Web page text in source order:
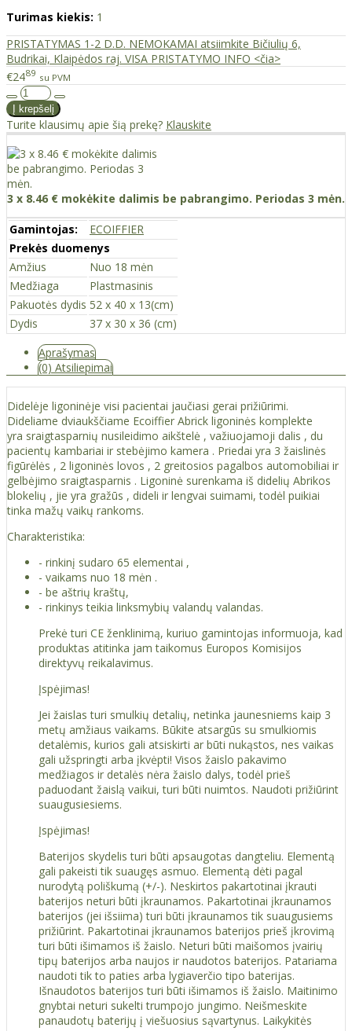
Turimas kiekis: 1
PRISTATYMAS 1-2 D.D. NEMOKAMAI atsiimkite Bičiulių 6,
Budrikai, Klaipėdos raj. VISA PRISTATYMO INFO <čia>
€2489 su PVM
Turite klausimų apie šią prekę? Klauskite
3 x 8.46 € mokėkite dalimis be pabrangimo. Periodas 3 mėn.
Gamintojas:
ECOIFFIER
Prekės duomenys
Amžius
Nuo 18 mėn
Medžiaga
Plastmasinis
Pakuotės dydis 52 x 40 x 13(cm)
Dydis
37 x 30 x 36 (cm)
Aprašymas
(0) Atsiliepimai
Didelėje ligoninėje visi pacientai jaučiasi gerai prižiūrimi.
Dideliame dviaukščiame Ecoiffier Abrick ligoninės komplekte
yra sraigtasparnių nusileidimo aikštelė , važiuojamoji dalis , du
pacientų kambariai ir stebėjimo kamera . Priedai yra 3 žaislinės
figūrėlės , 2 ligoninės lovos , 2 greitosios pagalbos automobiliai ir
gelbėjimo sraigtasparnis . Ligoninė surenkama iš didelių Abrikos
blokelių , jie yra gražūs , dideli ir lengvai suimami, todėl puikiai
tinka mažų vaikų rankoms.
Charakteristika:
- rinkinį sudaro 65 elementai ,
- vaikams nuo 18 mėn .
- be aštrių kraštų,
- rinkinys teikia linksmybių valandų valandas.
Prekė turi CE ženklinimą, kuriuo gamintojas informuoja, kad
produktas atitinka jam taikomus Europos Komisijos
direktyvų reikalavimus.
Įspėjimas!
Jei žaislas turi smulkių detalių, netinka jaunesniems kaip 3
metų amžiaus vaikams. Būkite atsargūs su smulkiomis
detalėmis, kurios gali atsiskirti ar būti nukąstos, nes vaikas
gali užspringti arba įkvėpti! Visos žaislо pakavimo
medžiagos ir detalės nėra žaislo dalys, todėl prieš
paduodant žaislą vaikui, turi būti nuimtos. Naudoti prižiūrint
suaugusiesiems.
Įspėjimas!
Baterijos skydelis turi būti apsaugotas dangteliu. Elementą
gali pakeisti tik suaugęs asmuo. Elementą dėti pagal
nurodytą poliškumą (+/-). Neskirtos pakartotinai įkrauti
baterijos neturi būti įkraunamos. Pakartotinai įkraunamos
baterijos (jei išsiima) turi būti įkraunamos tik suaugusiems
prižiūrint. Pakartotinai įkraunamos baterijos prieš įkrovimą
turi būti išimamos iš žaislo. Neturi būti maišomos įvairių
tipų baterijos arba naujos ir naudotos baterijos. Patariama
naudoti tik to paties arba lygiaverčio tipo baterijas.
Išnaudotos baterijos turi būti išimamos iš žaislo. Maitinimo
gnybtai neturi sukelti trumpojo jungimo. Neišmeskite
panaudotų baterijų į viešuosius sąvartynus. Laikykitės